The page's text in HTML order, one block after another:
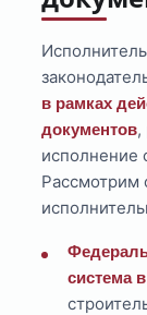
в рамках
документов,
исполнение
Рассмотрим
система